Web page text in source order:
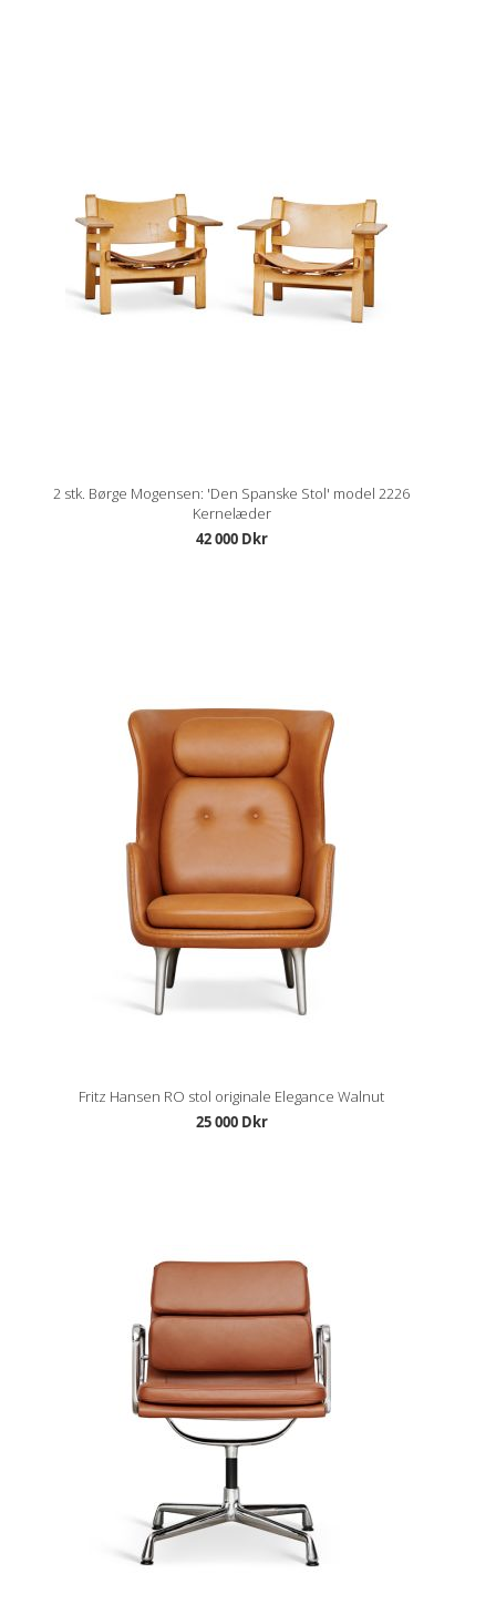
2 stk. Børge Mogensen: 'Den Spanske Stol' model 2226
Kernelæder
42 000 Dkr
Fritz Hansen RO stol originale Elegance Walnut
25 000 Dkr